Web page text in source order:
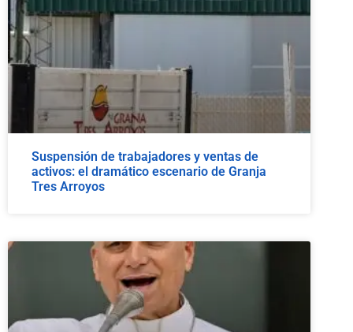
Suspensión de trabajadores y ventas de
activos: el dramático escenario de Granja
Tres Arroyos